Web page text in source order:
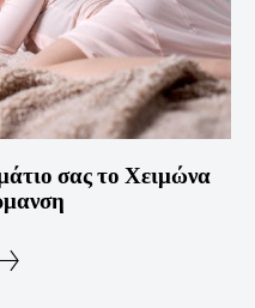
σας το Χειμώνα